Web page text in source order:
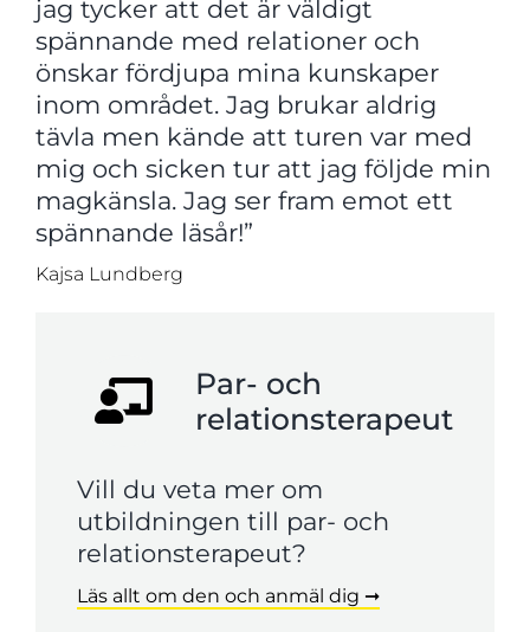
jag tycker att det är väldigt
spännande med relationer och
önskar fördjupa mina kunskaper
inom området. Jag brukar aldrig
tävla men kände att turen var med
mig och sicken tur att jag följde min
magkänsla. Jag ser fram emot ett
spännande läsår!”
Kajsa Lundberg
Par- och
relationsterapeut
Vill du veta mer om
utbildningen till par- och
relationsterapeut?
Läs allt om den och anmäl dig ➞